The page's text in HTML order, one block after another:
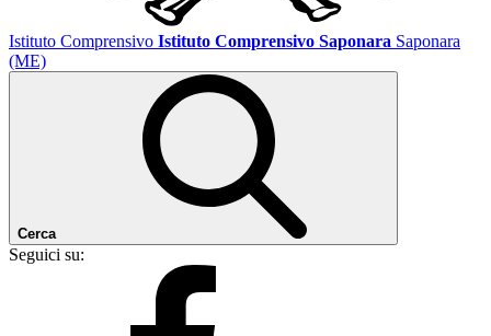
Istituto Comprensivo Istituto Comprensivo Saponara Saponara
(ME)
Cerca
Seguici su: